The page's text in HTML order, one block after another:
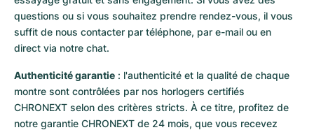
questions ou si vous souhaitez prendre rendez-vous, il vous
suffit de nous contacter par téléphone, par e-mail ou en
direct via notre chat.
Authenticité garantie : l'authenticité et la qualité de chaque
montre sont contrôlées par nos horlogers certifiés
CHRONEXT selon des critères stricts. À ce titre, profitez de
notre garantie CHRONEXT de 24 mois, que vous recevez